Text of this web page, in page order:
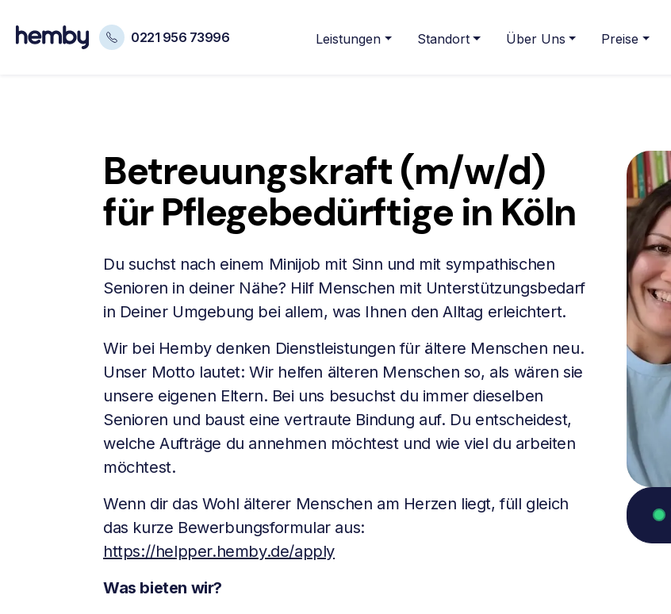
0221 956 73996 Leistungen Standort Über Uns Preise
Betreuungskraft (m/w/d)
für Pflegebedürftige in Köln
Du suchst nach einem Minijob mit Sinn und mit sympathischen
Senioren in deiner Nähe? Hilf Menschen mit Unterstützungsbedarf
in Deiner Umgebung bei allem, was Ihnen den Alltag erleichtert.
Wir bei Hemby denken Dienstleistungen für ältere Menschen neu.
Unser Motto lautet: Wir helfen älteren Menschen so, als wären sie
unsere eigenen Eltern. Bei uns besuchst du immer dieselben
Senioren und baust eine vertraute Bindung auf. Du entscheidest,
welche Aufträge du annehmen möchtest und wie viel du arbeiten
möchtest.
Wenn dir das Wohl älterer Menschen am Herzen liegt, füll gleich
das kurze Bewerbungsformular aus:
https://helpper.hemby.de/apply
Was bieten wir?